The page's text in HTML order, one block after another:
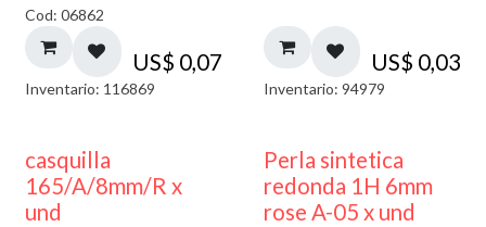
Cod: 06862
US$ 0,07
Inventario: 116869
US$ 0,03
Inventario: 94979
casquilla
165/A/8mm/R x
und
Perla sintetica
redonda 1H 6mm
rose A-05 x und